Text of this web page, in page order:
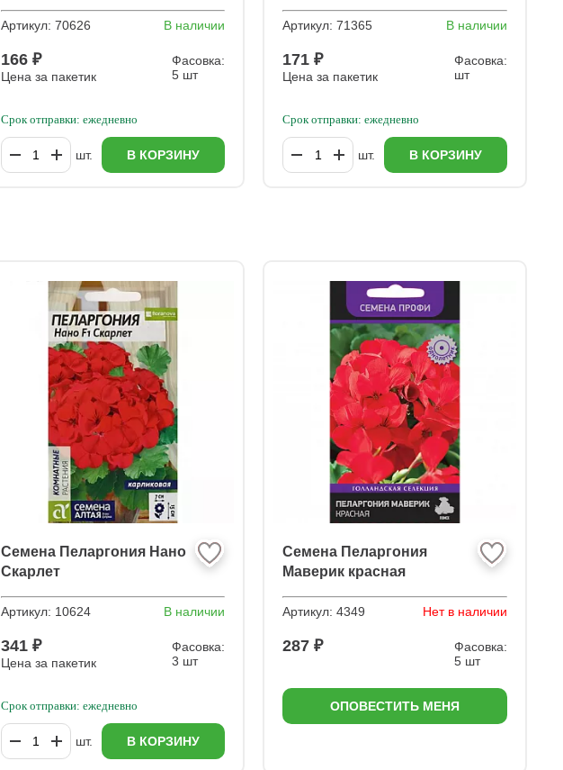
Артикул: 70626 В наличии
166 ₽
Цена за пакетик
Фасовка:
5 шт
Срок отправки: ежедневно
шт. В КОРЗИНУ
Артикул:71365 В наличии
171 ₽
Цена за пакетик
Фасовка:
шт
Срок отправки: ежедневно
шт. В КОРЗИНУ
Семена Пеларгония Нано
Скарлет
Артикул: 10624 В наличии
341 ₽
Цена за пакетик
Фасовка:
3 шт
Срок отправки: ежедневно
шт. В КОРЗИНУ
Семена Пеларгония
Маверик красная
Артикул:4349 Нет в наличии
287 ₽
Фасовка:
5 шт
ОПОВЕСТИТЬ МЕНЯ